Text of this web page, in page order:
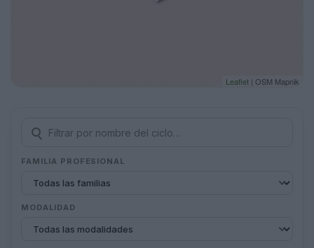
Leaflet | OSM Mapnik
FAMILIA PROFESIONAL
MODALIDAD